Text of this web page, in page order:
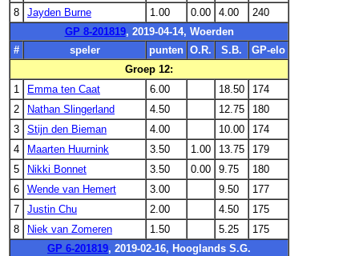
8
Jayden Burne 1.00 0.00 4.00
240
GP 8-201819, 2019-04-14, Woerden
#
speler punten O.R. S.B.
GP-elo
Groep 12:
1
Emma ten Caat 6.00 18.50
174
2
Nathan Slingerland 4.50 12.75
180
3
Stijn den Bieman 4.00 10.00
174
4
Maarten Huurnink 3.50 1.00 13.75
179
5
Nikki Bonnet 3.50 0.00 9.75
180
6
Wende van Hemert 3.00 9.50
177
7
Justin Chu 2.00 4.50
175
8
Niek van Zomeren 1.50 5.25
175
GP 6-201819, 2019-02-16, Hooglands S.G.